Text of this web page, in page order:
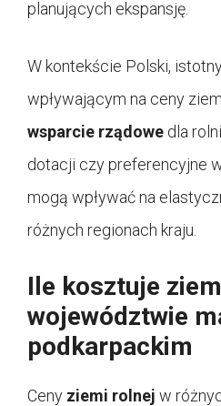
planujących ekspansję.
W kontekście Polski,
wpływającym na ceny
wsparcie rządowe dla
dotacji czy preferencyjne
mogą wpływać na
różnych regionach kraju.
Ile kosztuje
województwie
podkarpackim
Ceny ziemi rolnej w